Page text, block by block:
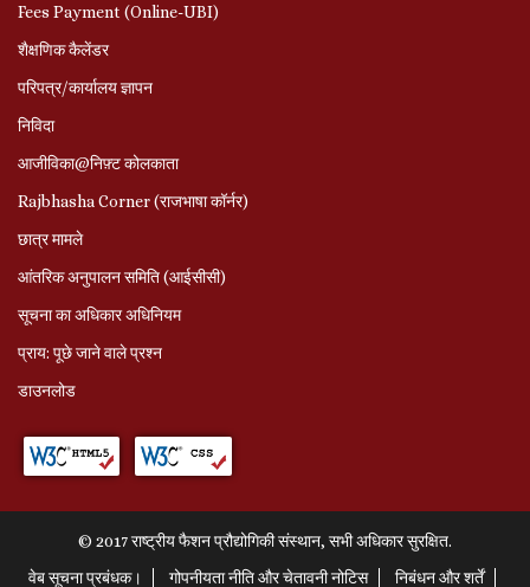
Fees Payment (Online-UBI)
शैक्षणिक कैलेंडर
परिपत्र/कार्यालय ज्ञापन
निविदा
आजीविका@निफ़्ट कोलकाता
Rajbhasha Corner (राजभाषा कॉर्नर)
छात्र मामले
आंतरिक अनुपालन समिति (आईसीसी)
सूचना का अधिकार अधिनियम
प्राय: पूछे जाने वाले प्रश्‍न
डाउनलोड
© 2017 राष्ट्रीय फैशन प्रौद्योगिकी संस्थान, सभी अधिकार सुरक्षित.
वेब सूचना प्रबंधक।
गोपनीयता नीति और चेतावनी नोटिस निबंधन और शर्तें